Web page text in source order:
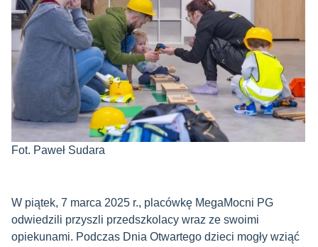
Fot. Paweł Sudara
W piątek, 7 marca 2025 r., placówkę MegaMocni PG
odwiedzili przyszli przedszkolacy wraz ze swoimi
opiekunami. Podczas Dnia Otwartego dzieci mogły wziąć